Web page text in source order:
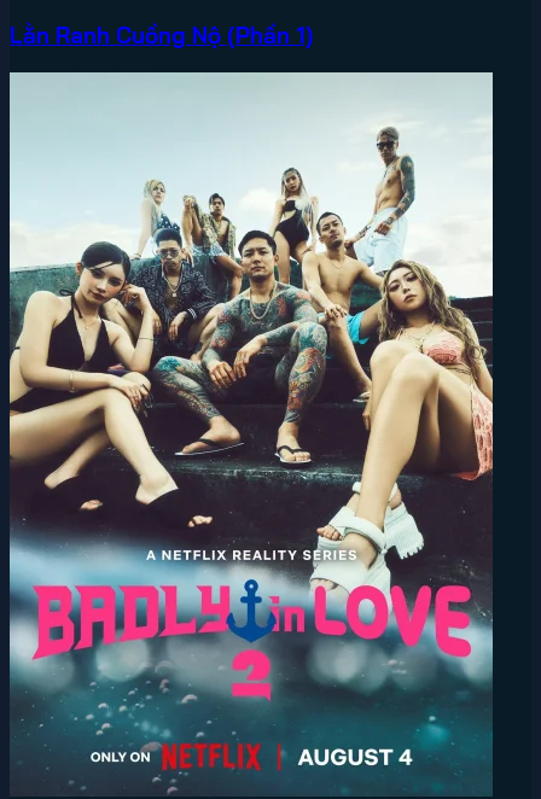
Lằn Ranh Cuồng Nộ (Phần 1)